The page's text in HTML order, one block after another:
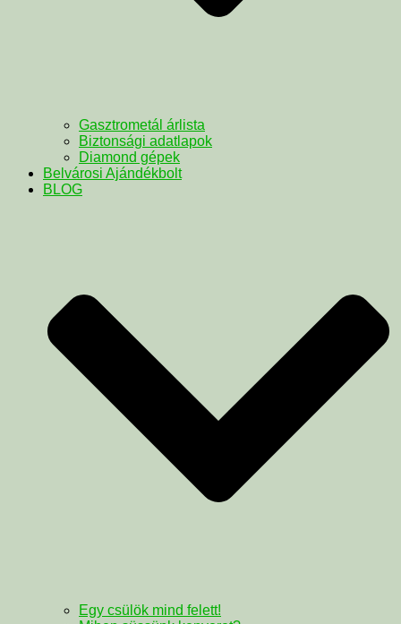
Gasztrometál árlista
Biztonsági adatlapok
Diamond gépek
Belvárosi Ajándékbolt
BLOG
Egy csülök mind felett!